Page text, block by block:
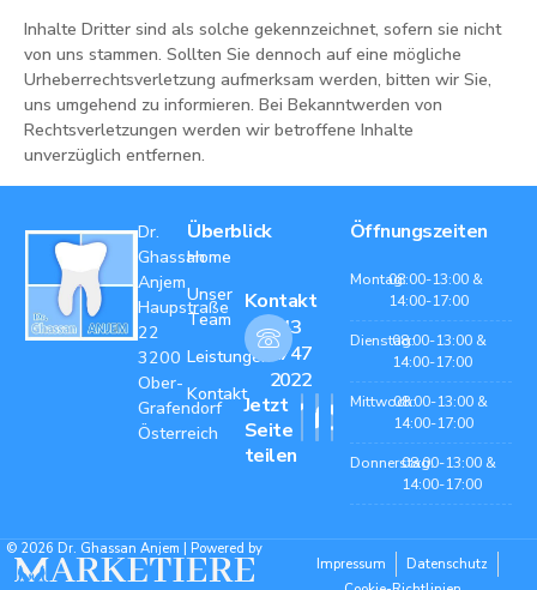
Inhalte Dritter sind als solche gekennzeichnet, sofern sie nicht
von uns stammen. Sollten Sie dennoch auf eine mögliche
Urheberrechtsverletzung aufmerksam werden, bitten wir Sie,
uns umgehend zu informieren. Bei Bekanntwerden von
Rechtsverletzungen werden wir betroffene Inhalte
unverzüglich entfernen.
Dr.
Ghassan
Anjem
Haupstraße
22
3200
Ober-
Grafendorf
Österreich
Überblick
Home
Unser
Team
Leistungen
KontaktJetzt
Seite
teilen
Kontakt
+43
2747
2022
Öffnungszeiten
Montag:08:00-13:00 &
14:00-17:00
Dienstag:08:00-13:00 &
14:00-17:00
Mittwoch:08:00-13:00 &
14:00-17:00
Donnerstag:08:00-13:00 &
14:00-17:00
© 2026 Dr. Ghassan Anjem | Powered by
Impressum
Datenschutz